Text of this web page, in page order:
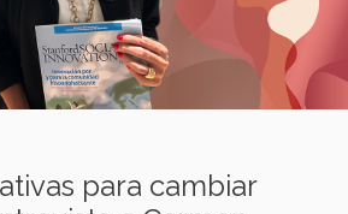
para cambiar